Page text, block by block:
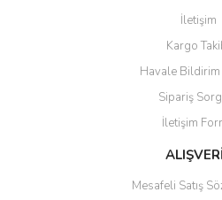
Ürün resmi kalitesiz, bozuk veya
Ürün açıklamasında eksik bilgiler
Ürün bilgilerinde hatalar
Ürün fiyatı diğer sitelerden daha
Bu ürüne benzer farklı alternatifler
İletişim
Kargo
Havale Bildirim
Sipariş
İletişim
Mesafeli Satış